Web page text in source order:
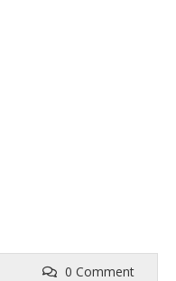
0 Comment